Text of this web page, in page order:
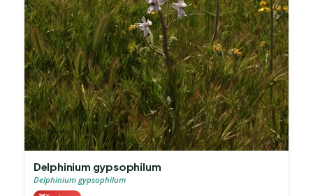
Delphinium gypsophilum
Delphinium gypsophilum